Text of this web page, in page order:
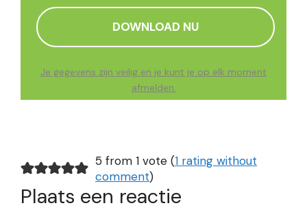
Je gegevens zijn veilig en je kunt je op elk moment
afmelden.
5 from 1 vote (1 rating without
comment)
Plaats een reactie